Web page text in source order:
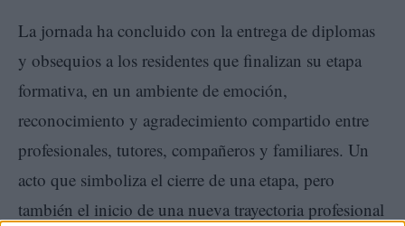
La jornada ha concluido con la entrega de diplomas
y obsequios a los residentes que finalizan su etapa
formativa, en un ambiente de emoción,
reconocimiento y agradecimiento compartido entre
profesionales, tutores, compañeros y familiares. Un
acto que simboliza el cierre de una etapa, pero
también el inicio de una nueva trayectoria profesional